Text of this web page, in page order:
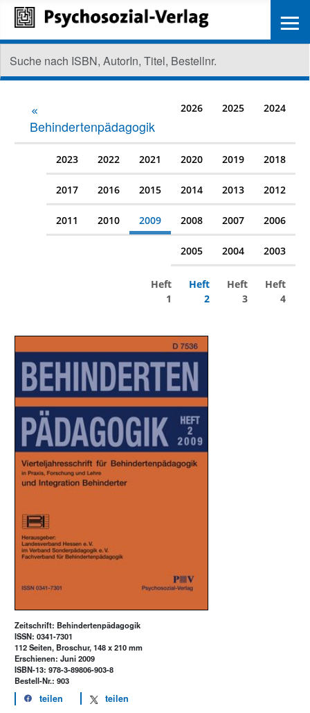
Behindertenpädagogik
2026 2025 2024
2023 2022 2021 2020 2019 2018
2017 2016 2015 2014 2013 2012
2011 2010 2009 2008 2007 2006
2005 2004 2003
Heft
1
Heft
2
Heft
3
Heft
4
Zeitschrift: Behindertenpädagogik
ISSN: 0341-7301
112 Seiten, Broschur, 148 x 210 mm
Erschienen: Juni 2009
ISBN-13: 978-3-89806-903-8
Bestell-Nr.: 903
teilen teilen
≡